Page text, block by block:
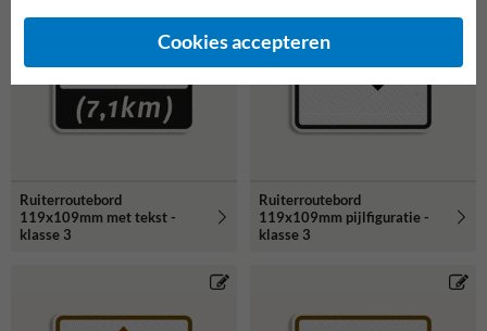
Ruiterroutebord
119x109mm met tekst -
klasse 3
Ruiterroutebord
119x109mm pijlfiguratie -
klasse 3
Cookies accepteren